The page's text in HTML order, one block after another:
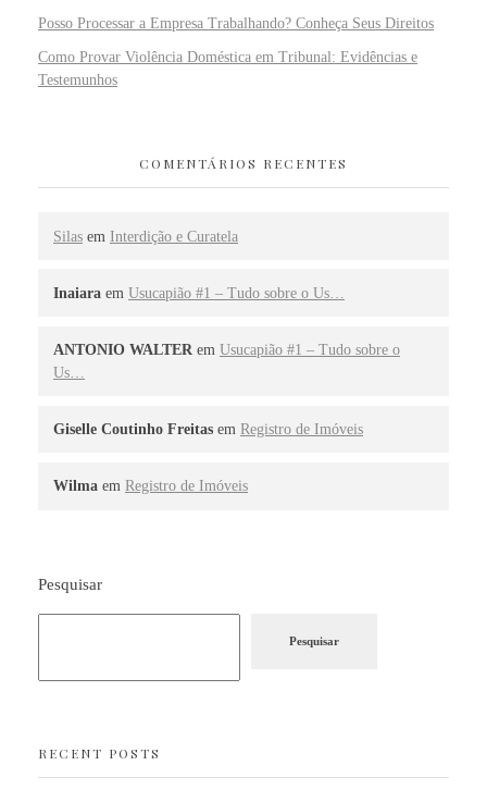
Posso Processar a Empresa Trabalhando? Conheça Seus Direitos
Como Provar Violência Doméstica em Tribunal: Evidências e
Testemunhos
COMENTÁRIOS RECENTES
Silas em Interdição e Curatela
Inaiara em Usucapião #1 – Tudo sobre o Us…
ANTONIO WALTER em Usucapião #1 – Tudo sobre o
Us…
Giselle Coutinho Freitas em Registro de Imóveis
Wilma em Registro de Imóveis
Pesquisar
Pesquisar
RECENT POSTS